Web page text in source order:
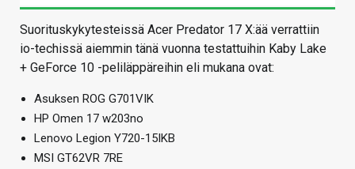
Suorituskykytesteissä Acer Predator 17 X:ää verrattiin
io-techissä aiemmin tänä vuonna testattuihin Kaby Lake
+ GeForce 10 -peliläppäreihin eli mukana ovat:
Asuksen ROG G701VIK
HP Omen 17 w203no
Lenovo Legion Y720-15IKB
MSI GT62VR 7RE